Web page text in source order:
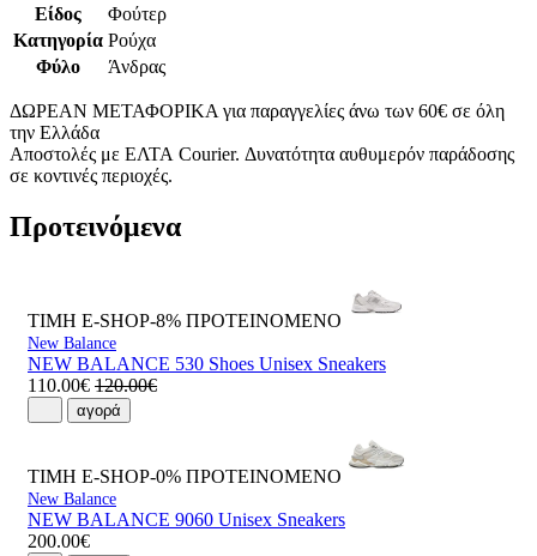
Είδος
Φούτερ
Κατηγορία Ρούχα
Φύλο
Άνδρας
ΔΩΡΕΑΝ ΜΕΤΑΦΟΡΙΚΑ για παραγγελίες άνω των 60€ σε όλη
την Ελλάδα
Αποστολές με ΕΛΤΑ Courier. Δυνατότητα αυθυμερόν παράδοσης
σε κοντινές περιοχές.
Προτεινόμενα
ΤΙΜΗ E-SHOP-8% ΠΡΟΤΕΙΝΟΜΕΝΟ
New Balance
NEW BALANCE 530 Shoes Unisex Sneakers
110.00€ 120.00€
αγορά
ΤΙΜΗ E-SHOP-0% ΠΡΟΤΕΙΝΟΜΕΝΟ
New Balance
NEW BALANCE 9060 Unisex Sneakers
200.00€